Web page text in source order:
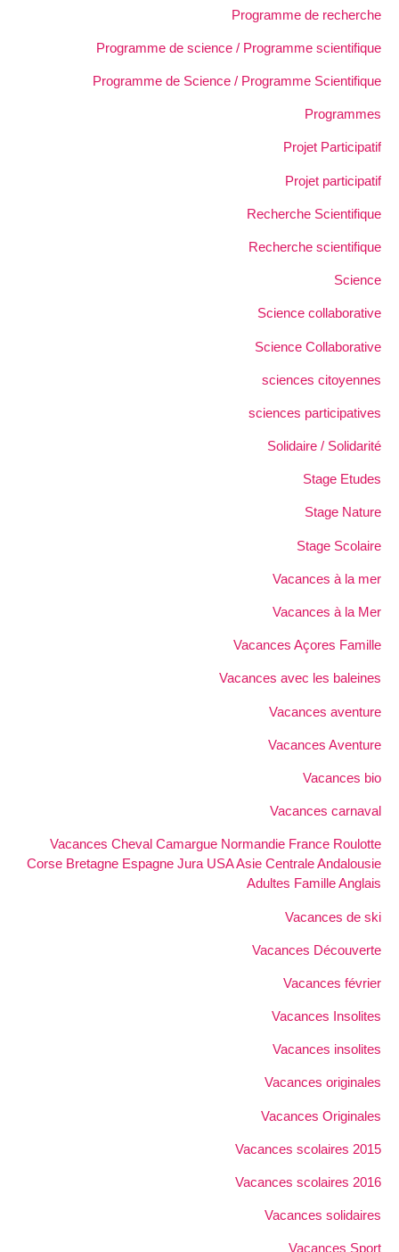
Programme de recherche
Programme de science / Programme scientifique
Programme de Science / Programme Scientifique
Programmes
Projet Participatif
Projet participatif
Recherche Scientifique
Recherche scientifique
Science
Science collaborative
Science Collaborative
sciences citoyennes
sciences participatives
Solidaire / Solidarité
Stage Etudes
Stage Nature
Stage Scolaire
Vacances à la mer
Vacances à la Mer
Vacances Açores Famille
Vacances avec les baleines
Vacances aventure
Vacances Aventure
Vacances bio
Vacances carnaval
Vacances Cheval Camargue Normandie France Roulotte
Corse Bretagne Espagne Jura USA Asie Centrale Andalousie
Adultes Famille Anglais
Vacances de ski
Vacances Découverte
Vacances février
Vacances Insolites
Vacances insolites
Vacances originales
Vacances Originales
Vacances scolaires 2015
Vacances scolaires 2016
Vacances solidaires
Vacances Sport